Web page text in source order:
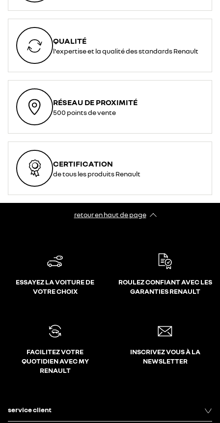
QUALITÉ
l'expertise et la qualité des standards Renault
RÉSEAU DE PROXIMITÉ
500 points de vente
CERTIFICATION
de tous les produits Renault
retour en haut de page​
ESSAYEZ LA VOITURE DE
VOTRE CHOIX
ROULEZ CONFIANT AVEC LES
GARANTIES RENAULT
FACILITEZ VOTRE
QUOTIDIEN AVEC MY
RENAULT
INSCRIVEZ VOUS À LA
NEWSLETTER
service client